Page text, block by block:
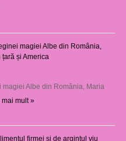
magiei Albe din România,
și America
magiei Albe din România, Maria
mai mult »
firmei și de argintul viu